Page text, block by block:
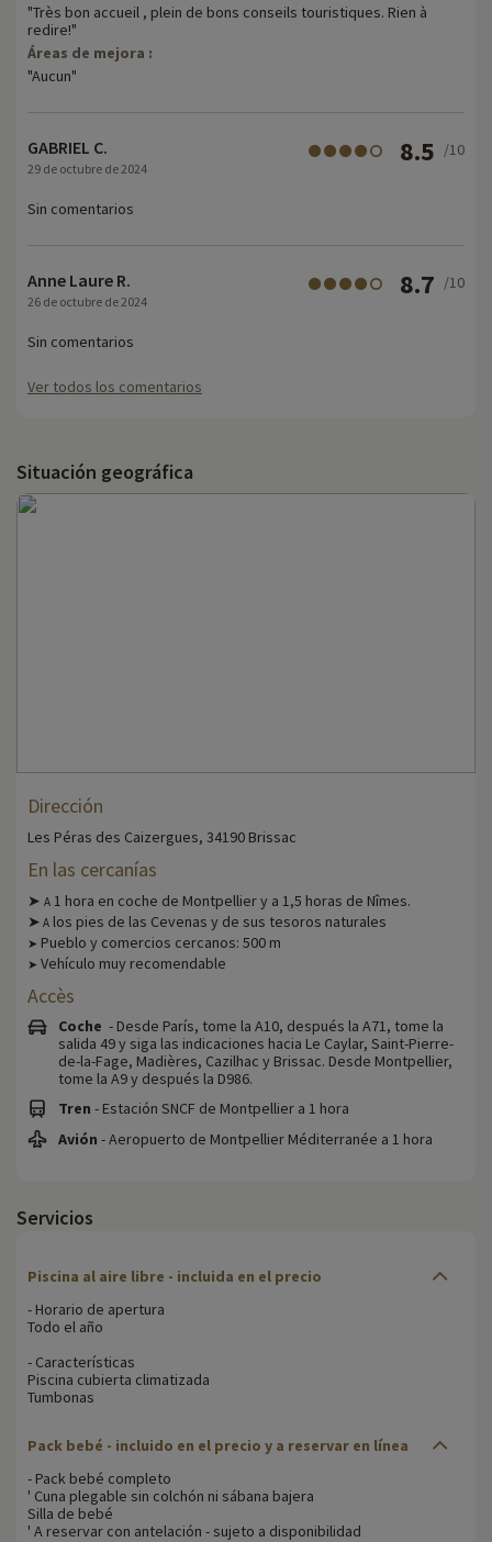
"Très bon accueil , plein de bons conseils touristiques. Rien à
redire!"
Áreas de mejora :
"Aucun"
GABRIEL C.
29 de octubre de 2024
8.5 /10
Sin comentarios
Anne Laure R.
26 de octubre de 2024
8.7 /10
Sin comentarios
Ver todos los comentarios
Situación geográfica
Dirección
Les Péras des Caizergues, 34190 Brissac
En las cercanías
➤ A 1 hora en coche de Montpellier y a 1,5 horas de Nîmes.
➤ A los pies de las Cevenas y de sus tesoros naturales
➤ Pueblo y comercios cercanos: 500 m
➤ Vehículo muy recomendable
Accès
Coche - Desde París, tome la A10, después la A71, tome la
salida 49 y siga las indicaciones hacia Le Caylar, Saint-Pierre-
de-la-Fage, Madières, Cazilhac y Brissac. Desde Montpellier,
tome la A9 y después la D986.
Tren - Estación SNCF de Montpellier a 1 hora
Avión - Aeropuerto de Montpellier Méditerranée a 1 hora
Servicios
Piscina al aire libre - incluida en el precio
- Horario de apertura
Todo el año
- Características
Piscina cubierta climatizada
Tumbonas
Pack bebé - incluido en el precio y a reservar en línea
- Pack bebé completo
' Cuna plegable sin colchón ni sábana bajera
Silla de bebé
' A reservar con antelación - sujeto a disponibilidad